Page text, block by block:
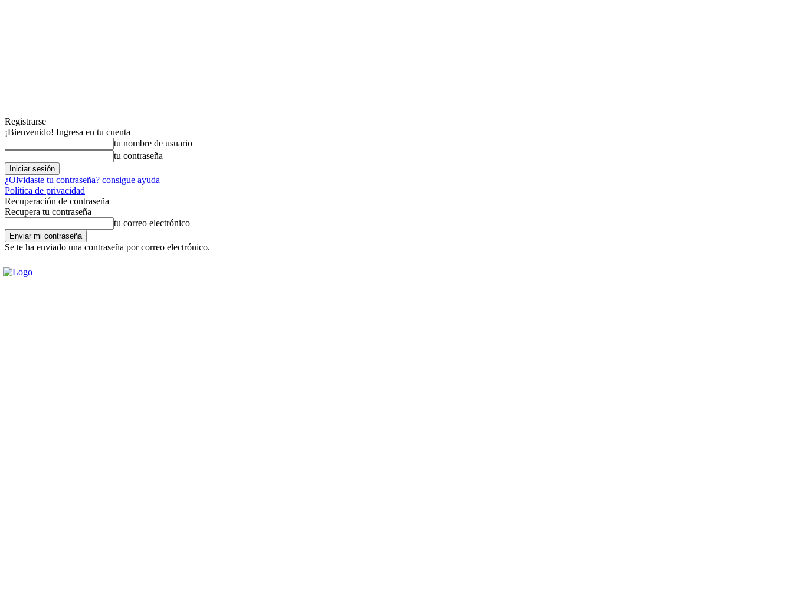
Registrarse
¡Bienvenido! Ingresa en tu cuenta
tu nombre de usuario
tu contraseña
¿Olvidaste tu contraseña? consigue ayuda
Política de privacidad
Recuperación de contraseña
Recupera tu contraseña
tu correo electrónico
Se te ha enviado una contraseña por correo electrónico.